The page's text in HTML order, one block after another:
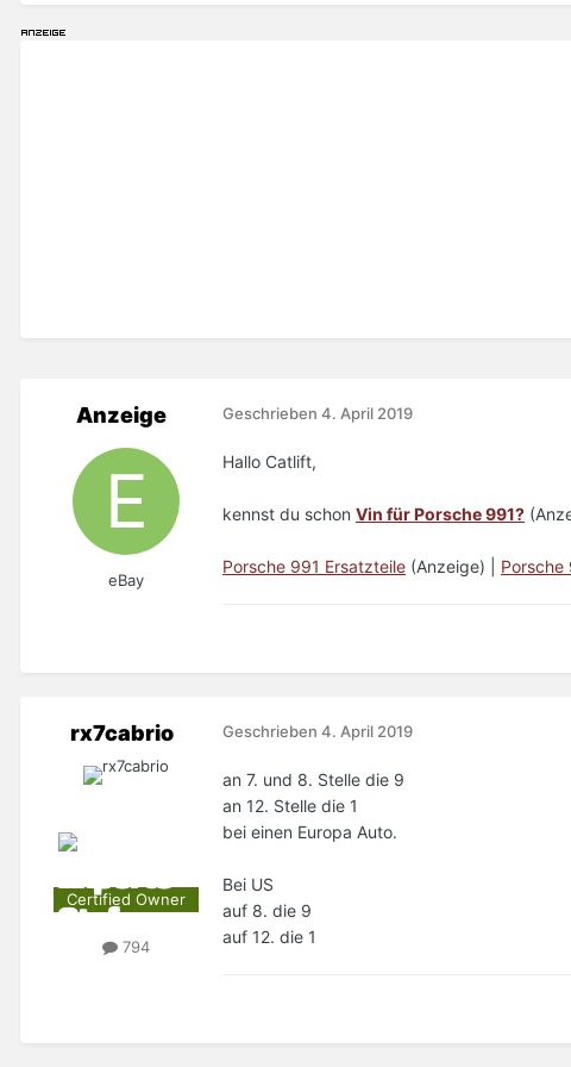
Anzeige
eBay
Geschrieben 4. April 2019
Hallo Catlift,
kennst du schon Vin für Porsche 991?
Porsche 991 Ersatzteile (Anzeige) | Porsche
rx7cabrio
Certified Owner
794
Geschrieben 4. April 2019
an 7. und 8. Stelle die 9
an 12. Stelle die 1
bei einen Europa Auto.
Bei US
auf 8. die 9
auf 12. die 1